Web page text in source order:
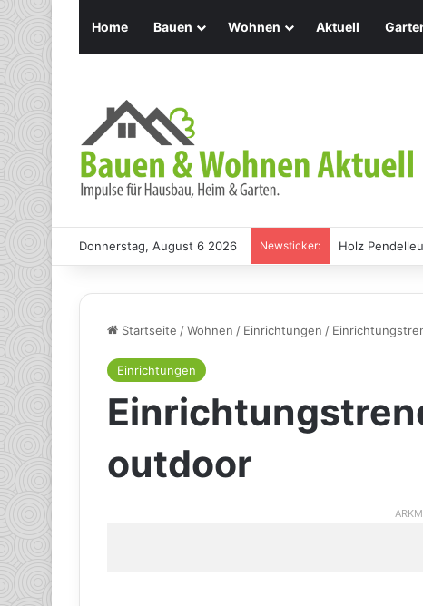
Home Bauen Wohnen Aktuell
Donnerstag, August 6 2026 Newsticker: Holz
Startseite /Wohnen / Einrichtungen /
Einrichtungen
outdoor